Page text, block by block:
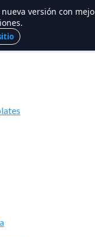
versión con